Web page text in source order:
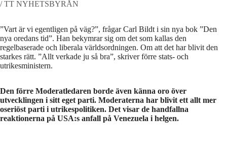
/ TT NYHETSBYRÅN
”Vart är vi egentligen på väg?”, frågar Carl Bildt i sin nya bok ”Den
nya oredans tid”. Han bekymrar sig om det som kallas den
regelbaserade och liberala världsordningen. Om att det har blivit den
starkes rätt. ”Allt verkade ju så bra”, skriver förre stats- och
utrikesministern.
Den förre Moderatledaren borde även känna oro över
utvecklingen i sitt eget parti. Moderaterna har blivit ett allt mer
oseriöst parti i utrikespolitiken. Det visar de handfallna
reaktionerna på USA:s anfall på Venezuela i helgen.